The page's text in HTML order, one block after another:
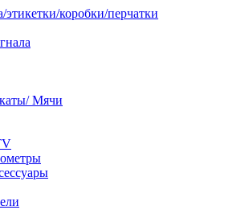
этикетки/коробки/перчатки
Мячи